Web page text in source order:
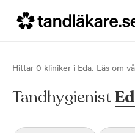
Hittar 0 kliniker i Eda. Läs om
Tandhygienist